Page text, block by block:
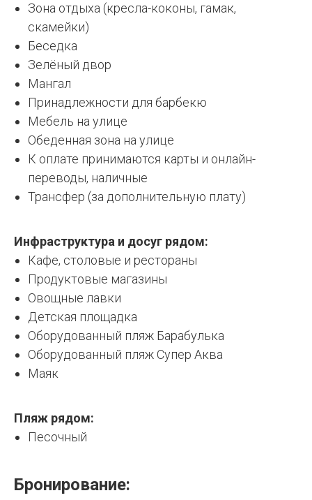
Зона отдыха (кресла-коконы, гамак,
скамейки)
Беседка
Зелёный двор
Мангал
Принадлежности для барбекю
Мебель на улице
Обеденная зона на улице
К оплате принимаются карты и онлайн-
переводы, наличные
Трансфер (за дополнительную плату)
Инфраструктура и досуг рядом:
Кафе, столовые и рестораны
Продуктовые магазины
Овощные лавки
Детская площадка
Оборудованный пляж Барабулька
Оборудованный пляж Супер Аква
Маяк
Пляж рядом:
Песочный
Бронирование: